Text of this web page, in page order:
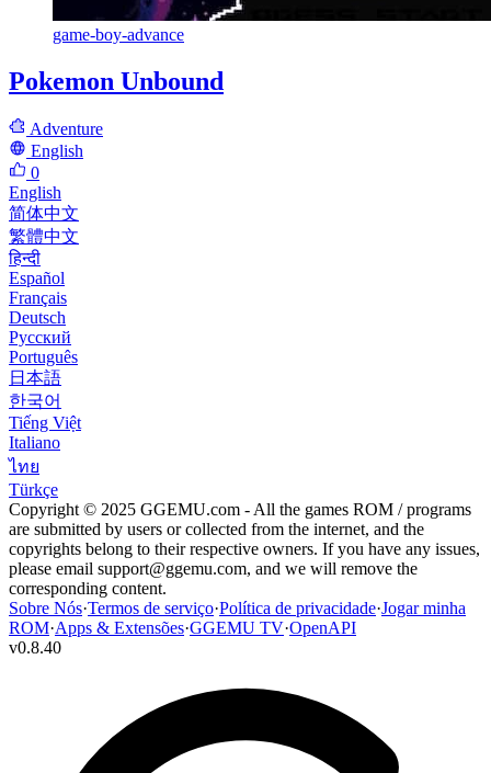
game-boy-advance
Pokemon Unbound
Adventure
English
0
English
简体中文
繁體中文
हिन्दी
Español
Français
Deutsch
Русский
Português
日本語
한국어
Tiếng Việt
Italiano
ไทย
Türkçe
Copyright © 2025 GGEMU.com - All the games ROM / programs
are submitted by users or collected from the internet, and the
copyrights belong to their respective owners. If you have any issues,
please email support@ggemu.com, and we will remove the
corresponding content.
Sobre Nós·Termos de serviço·Política de privacidade·Jogar minha
ROM·Apps & Extensões·GGEMU TV·OpenAPI
v0.8.40